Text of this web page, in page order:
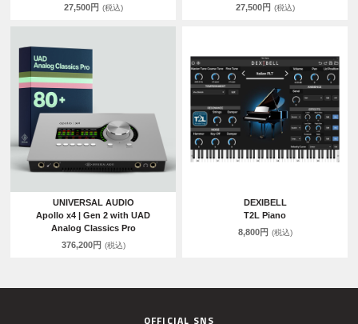
27,500円 (税込)
27,500円 (税込)
UNIVERSAL AUDIO
Apollo x4 | Gen 2 with UAD
Analog Classics Pro
376,200円 (税込)
DEXIBELL
T2L Piano
8,800円 (税込)
OFFICIAL SNS